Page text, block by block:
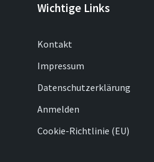
Wichtige Links
Kontakt
Impressum
Datenschutzerklärung
Anmelden
Cookie-Richtlinie (EU)